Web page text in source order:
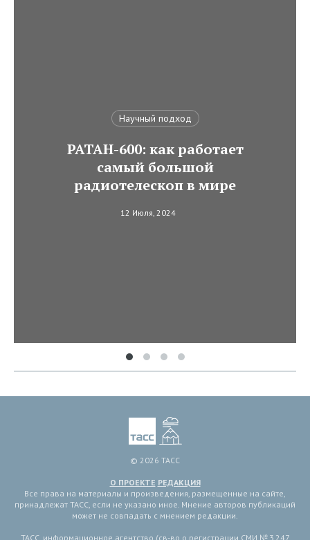
Научный подход
РАТАН-600: как работает
самый большой
радиотелескоп в мире
12 Июля, 2024
© 2026 ТАСС
О ПРОЕКТЕ РЕДАКЦИЯ
Все права на материалы и произведения, размещенные на сайте,
принадлежат ТАСС, если не указано иное. Мнение авторов публикаций
может не совпадать с мнением редакции.
ТАСС, информационное агентство (св-во о регистрации СМИ № 3 247